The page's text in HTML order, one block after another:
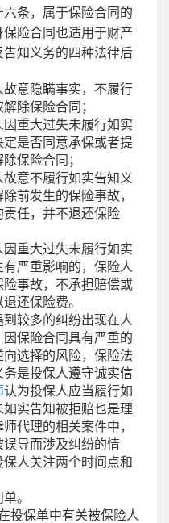
条，属于保险合同的
险合同也适用于财产
知义务的四种法律后
意隐瞒事实，不履行
除保险合同；
重大过失未履行如实
是否同意承保或者提
保险合同；
意不履行如实告知义
前发生的保险事故，
任，并不退还保险
重大过失未履行如实
严重影响的，保险人
事故，不承担赔偿或
还保险费。
较多的纠纷出现在人
保险合同具有严重的
选择的风险，保险法
是投保人遵守诚实信
认为投保人应当履行如
实告知被拒赔也是理
代理的相关案件中，
导而涉及纠纷的情
保人关注两个时间点和
。
保单中有关被保险人